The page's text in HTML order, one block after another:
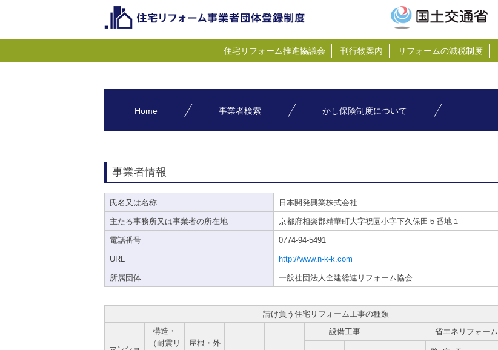
住宅リフォーム推進協議会 刊行物案内 リフォームの減税制度
Home 事業者検索 かし保険制度について
事業者情報
氏名又は名称 日本開発興業株式会社
主たる事務所又は事業者の所在地 京都府相楽郡精華町大字祝園小字下久保田５番地１
電話番号 0774-94-5491
URL http://www.n-k-k.com
所属団体 一般社団法人全建総連リフォーム協会
請け負う住宅リフォーム工事の種類
構造・
（耐震リ
屋根・外
設備工事
省エネリフォーム